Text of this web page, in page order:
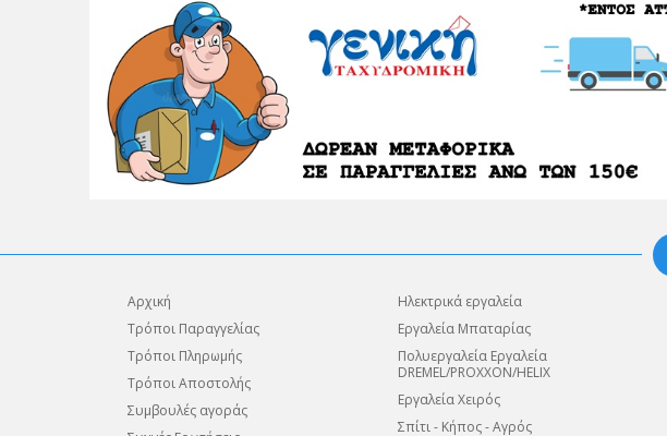
Αρχική
Τρόποι Παραγγελίας
Τρόποι Πληρωμής
Τρόποι Αποστολής
Συμβουλές αγοράς
Ηλεκτρικά εργαλεία
Εργαλεία Μπαταρίας
Πολυεργαλεία Εργαλεία
DREMEL/PROXXON/HELIX
Εργαλεία Χειρός
Σπίτι - Κήπος - Αγρός